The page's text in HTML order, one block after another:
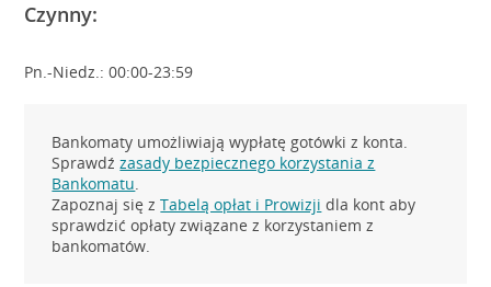
Czynny:
Pn.-Niedz.: 00:00-23:59
Bankomaty umożliwiają wypłatę gotówki z konta.
Sprawdźzasady bezpiecznego korzystania z
Bankomatu.
Zapoznaj się zTabelą opłat i Prowizji dla kont aby
sprawdzić opłaty związane z korzystaniem z
bankomatów.